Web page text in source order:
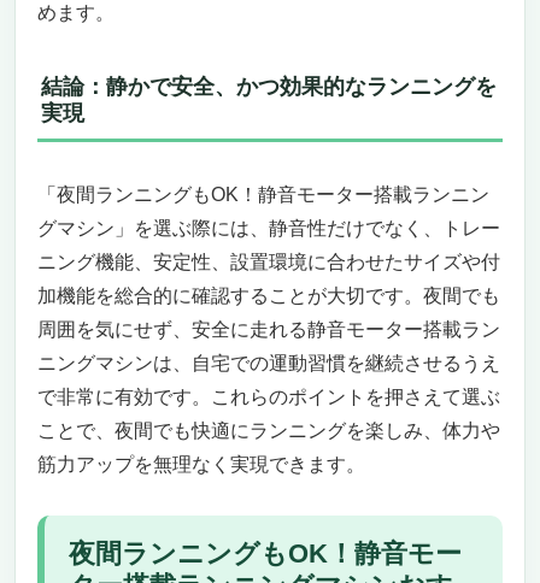
ニングマシンの決定版
重
自宅に最適なコンパクト収納＆移動も簡単
音楽やアプリ連携でモチベーションアップ
このランニングマシンが向いている人・向か
ない人
今すぐ手に入れなければ損！限定割引でお得
夜間ランニングもOK！静音モーター搭載ラン
ニングマシンで自宅トレーニングを極める
静音設計でいつでも夜間ランニングが可能！
家庭用なのにジム品質！便利機能満載で運動
夜間でも快適！家庭用静音マシンで継続力ア
ップ
めます。
結論：静かで安全、かつ効果的なランニングを
実現
「夜間ランニングもOK！静音モーター搭載ランニン
グマシン」を選ぶ際には、静音性だけでなく、トレー
ニング機能、安定性、設置環境に合わせたサイズや付
加機能を総合的に確認することが大切です。夜間でも
周囲を気にせず、安全に走れる静音モーター搭載ラン
ニングマシンは、自宅での運動習慣を継続させるうえ
で非常に有効です。これらのポイントを押さえて選ぶ
ことで、夜間でも快適にランニングを楽しみ、体力や
筋力アップを無理なく実現できます。
夜間ランニングもOK！静音モー